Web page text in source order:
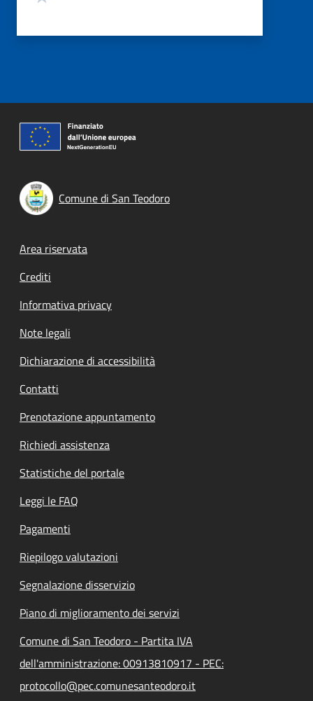
Comune di San Teodoro
Footer menu
Area riservata
Crediti
Informativa privacy
Note legali
Dichiarazione di accessibilità
Contatti
Prenotazione appuntamento
Richiedi assistenza
Statistiche del portale
Leggi le FAQ
Pagamenti
Riepilogo valutazioni
Segnalazione disservizio
Piano di miglioramento dei servizi
Comune di San Teodoro - Partita IVA
dell'amministrazione: 00913810917 - PEC:
protocollo@pec.comunesanteodoro.it